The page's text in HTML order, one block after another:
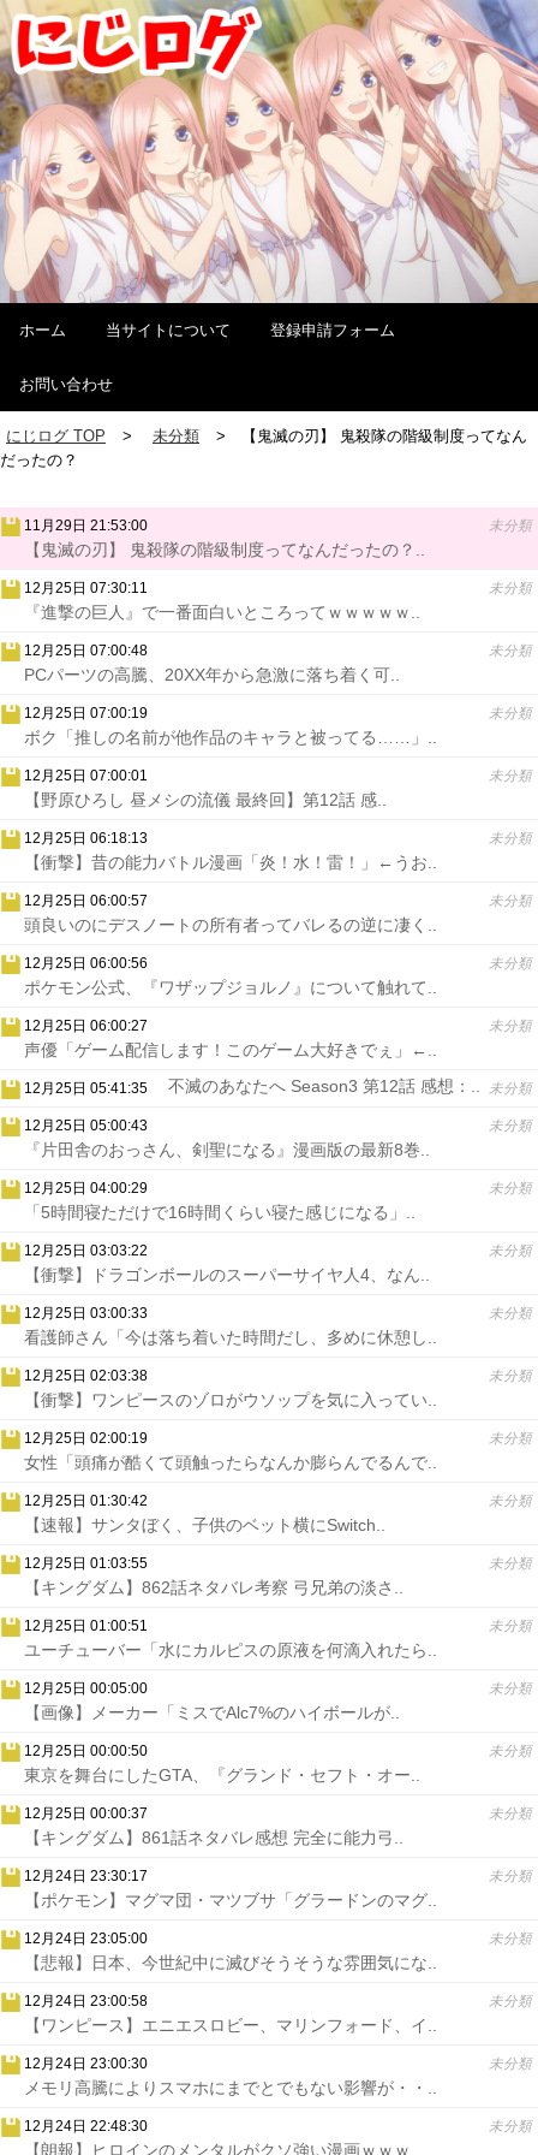
ホーム 当サイトについて 登録申請フォーム
お問い合わせ
にじログ TOP 未分類
【鬼滅の刃】 鬼殺隊の階級制度ってなん
だったの？
11月29日 21:53:00 未分類
【鬼滅の刃】 鬼殺隊の階級制度ってなんだったの？..
12月25日 07:30:11 未分類
『進撃の巨人』で一番面白いところってｗｗｗｗｗ..
12月25日 07:00:48 未分類
PCパーツの高騰、20XX年から急激に落ち着く可..
12月25日 07:00:19 未分類
ボク「推しの名前が他作品のキャラと被ってる……」..
12月25日 07:00:01 未分類
【野原ひろし 昼メシの流儀 最終回】第12話 感..
12月25日 06:18:13 未分類
【衝撃】昔の能力バトル漫画「炎！水！雷！」←うお..
12月25日 06:00:57 未分類
頭良いのにデスノートの所有者ってバレるの逆に凄く..
12月25日 06:00:56 未分類
ポケモン公式、『ワザップジョルノ』について触れて..
12月25日 06:00:27 未分類
声優「ゲーム配信します！このゲーム大好きでぇ」←..
12月25日 05:41:35 未分類
不滅のあなたへ Season3 第12話 感想：..
12月25日 05:00:43 未分類
『片田舎のおっさん、剣聖になる』漫画版の最新8巻..
12月25日 04:00:29 未分類
「5時間寝ただけで16時間くらい寝た感じになる」..
12月25日 03:03:22 未分類
【衝撃】ドラゴンボールのスーパーサイヤ人4、なん..
12月25日 03:00:33 未分類
看護師さん「今は落ち着いた時間だし、多めに休憩し..
12月25日 02:03:38 未分類
【衝撃】ワンピースのゾロがウソップを気に入ってい..
12月25日 02:00:19 未分類
女性「頭痛が酷くて頭触ったらなんか膨らんでるんで..
12月25日 01:30:42 未分類
【速報】サンタぼく、子供のベット横にSwitch..
12月25日 01:03:55 未分類
【キングダム】862話ネタバレ考察 弓兄弟の淡さ..
12月25日 01:00:51 未分類
ユーチューバー「水にカルピスの原液を何滴入れたら..
12月25日 00:05:00 未分類
【画像】メーカー「ミスでAlc7%のハイボールが..
12月25日 00:00:50 未分類
東京を舞台にしたGTA、『グランド・セフト・オー..
12月25日 00:00:37 未分類
【キングダム】861話ネタバレ感想 完全に能力弓..
12月24日 23:30:17 未分類
【ポケモン】マグマ団・マツブサ「グラードンのマグ..
12月24日 23:05:00 未分類
【悲報】日本、今世紀中に滅びそうそうな雰囲気にな..
12月24日 23:00:58 未分類
【ワンピース】エニエスロビー、マリンフォード、イ..
12月24日 23:00:30 未分類
メモリ高騰によりスマホにまでとでもない影響が・・..
12月24日 22:48:30 未分類
【朗報】ヒロインのメンタルがクソ強い漫画ｗｗｗ..